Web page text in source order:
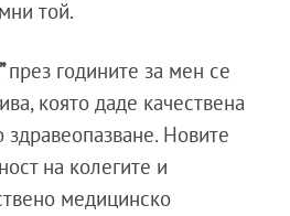
той.
през годините за мен се
която даде качествена
Новите
на колегите и
медицинско